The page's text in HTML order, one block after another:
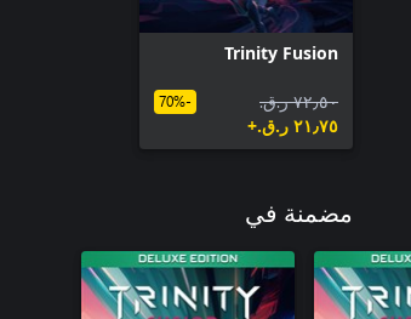
Trinity Fusion
٧٢٫٥٠ ر.ق.‏
٢١٫٧٥ ر.ق.‏+
-70%
مضمنة في